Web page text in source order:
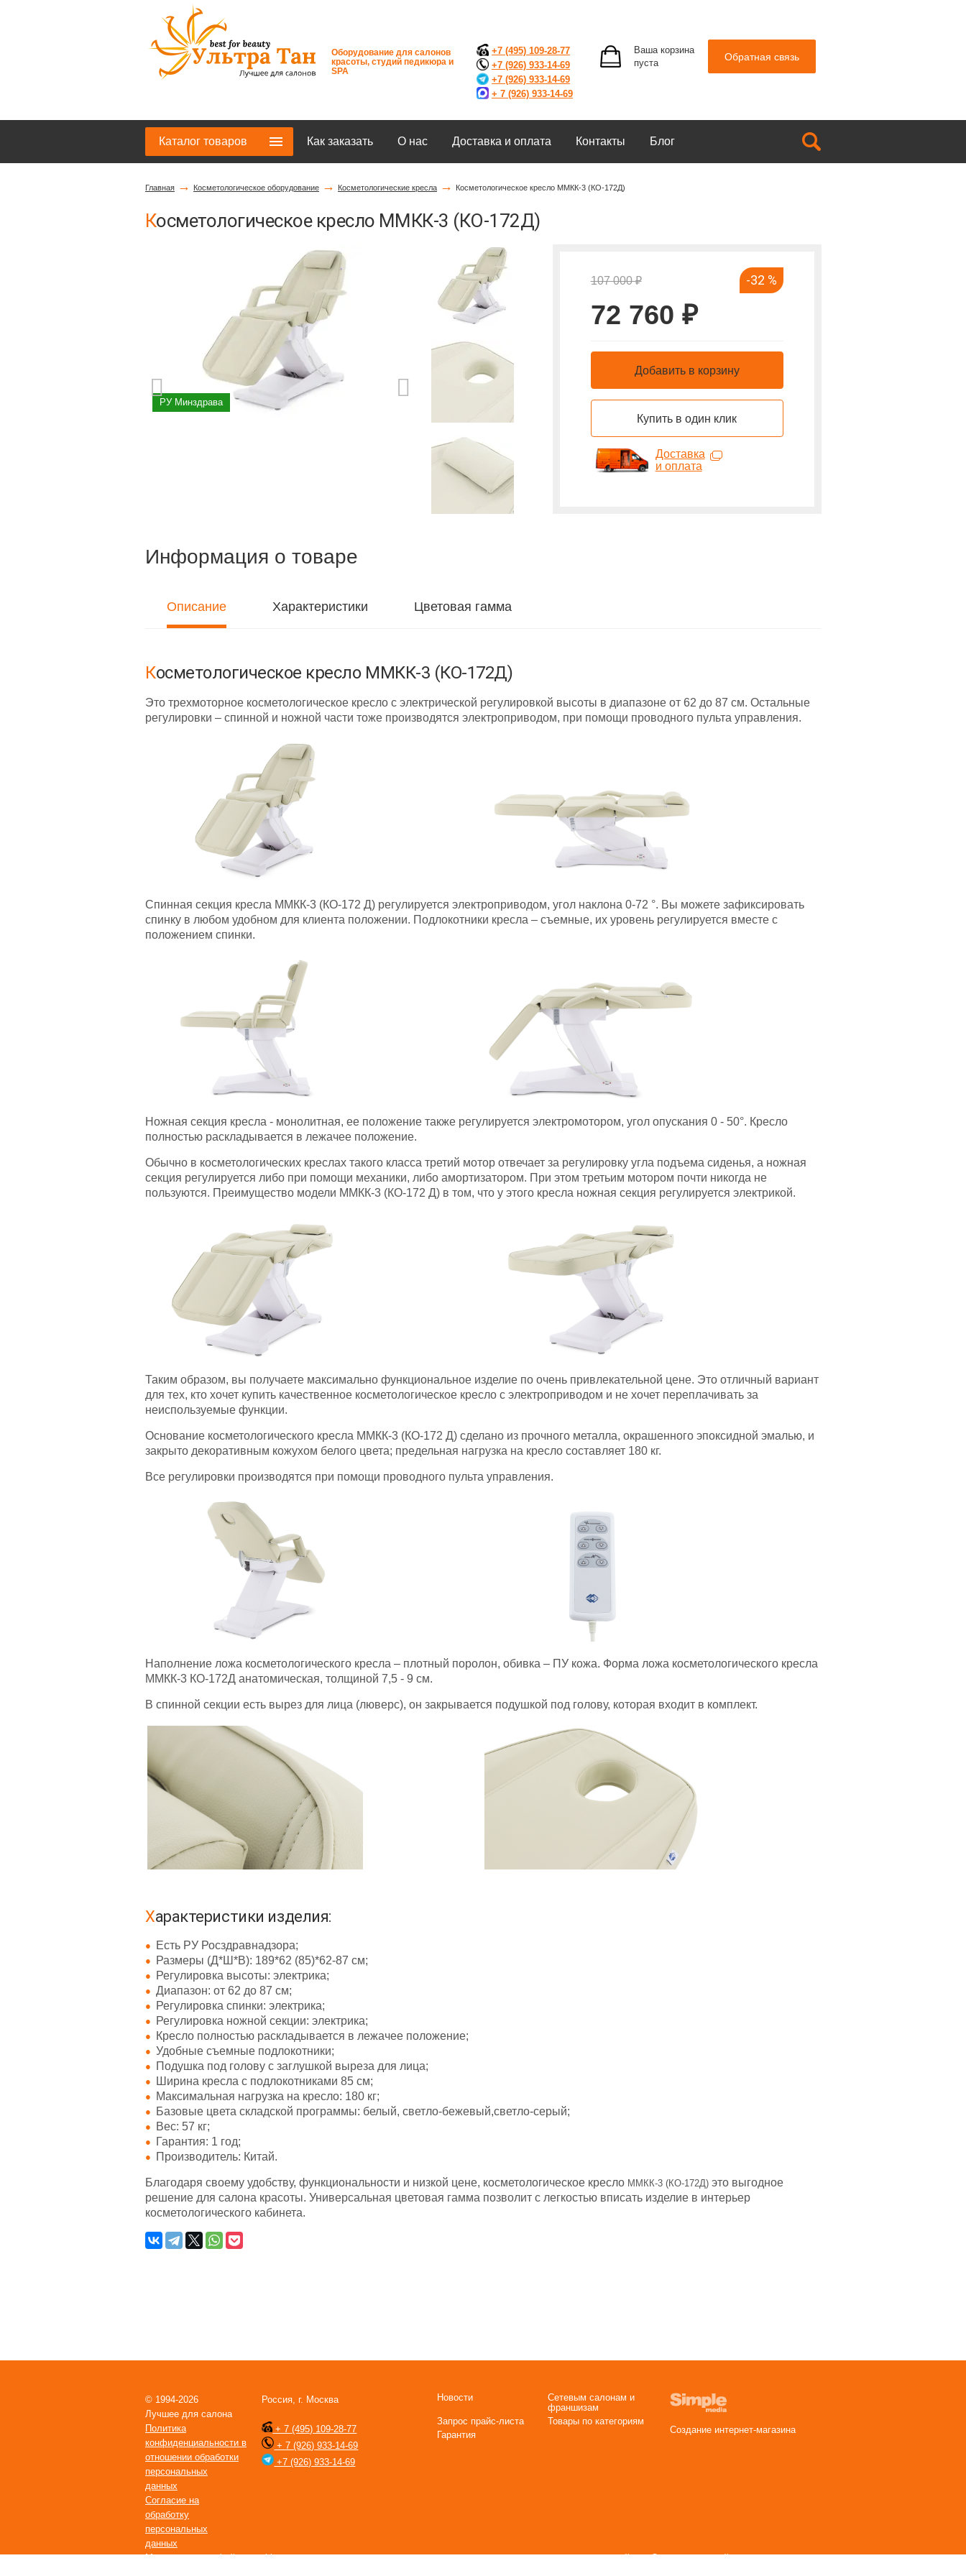
Оборудование для салонов
красоты, студий педикюра и
SPA
+7 (495) 109-28-77
+7 (926) 933-14-69
+7 (926) 933-14-69
+ 7 (926) 933-14-69
Ваша корзина
пуста
Обратная связь
Каталог товаров Как заказать О нас Доставка и оплата Контакты Блог
Главная → Косметологическое оборудование → Косметологические кресла → Косметологическое кресло ММКК-3 (КО-172Д)
Косметологическое кресло ММКК-3 (КО-172Д)
РУ Минздрава РУ Минздрава
107 000 ₽ -32 %
72 760 ₽
Добавить в корзину
Купить в один клик
Доставка
и оплата
Информация о товаре
Описание Характеристики Цветовая гамма
Косметологическое кресло ММКК-3 (КО-172Д)
Это трехмоторное косметологическое кресло с электрической регулировкой высоты в диапазоне от 62 до 87 см. Остальные
регулировки – спинной и ножной части тоже производятся электроприводом, при помощи проводного пульта управления.
Спинная секция кресла ММКК-3 (КО-172 Д) регулируется электроприводом, угол наклона 0-72 °. Вы можете зафиксировать
спинку в любом удобном для клиента положении. Подлокотники кресла – съемные, их уровень регулируется вместе с
положением спинки.
Ножная секция кресла - монолитная, ее положение также регулируется электромотором, угол опускания 0 - 50°. Кресло
полностью раскладывается в лежачее положение.
Обычно в косметологических креслах такого класса третий мотор отвечает за регулировку угла подъема сиденья, а ножная
секция регулируется либо при помощи механики, либо амортизатором. При этом третьим мотором почти никогда не
пользуются. Преимущество модели ММКК-3 (КО-172 Д) в том, что у этого кресла ножная секция регулируется электрикой.
Таким образом, вы получаете максимально функциональное изделие по очень привлекательной цене. Это отличный вариант
для тех, кто хочет купить качественное косметологическое кресло с электроприводом и не хочет переплачивать за
неиспользуемые функции.
Основание косметологического кресла ММКК-3 (КО-172 Д) сделано из прочного металла, окрашенного эпоксидной эмалью, и
закрыто декоративным кожухом белого цвета; предельная нагрузка на кресло составляет 180 кг.
Все регулировки производятся при помощи проводного пульта управления.
Наполнение ложа косметологического кресла – плотный поролон, обивка – ПУ кожа. Форма ложа косметологического кресла
ММКК-3 КО-172Д анатомическая, толщиной 7,5 - 9 см.
В спинной секции есть вырез для лица (люверс), он закрывается подушкой под голову, которая входит в комплект.
Характеристики изделия:
Есть РУ Росздравнадзора;
Размеры (Д*Ш*В): 189*62 (85)*62-87 см;
Регулировка высоты: электрика;
Диапазон: от 62 до 87 см;
Регулировка спинки: электрика;
Регулировка ножной секции: электрика;
Кресло полностью раскладывается в лежачее положение;
Удобные съемные подлокотники;
Подушка под голову с заглушкой выреза для лица;
Ширина кресла с подлокотниками 85 см;
Максимальная нагрузка на кресло: 180 кг;
Базовые цвета складской программы: белый, светло-бежевый,светло-серый;
Вес: 57 кг;
Гарантия: 1 год;
Производитель: Китай.
Благодаря своему удобству, функциональности и низкой цене, косметологическое кресло ММКК-3 (КО-172Д) это выгодное
решение для салона красоты. Универсальная цветовая гамма позволит с легкостью вписать изделие в интерьер
косметологического кабинета.
© 1994-2026
Лучшее для салона
Политика
конфиденциальности в
отношении обработки
персональных
данных
Согласие на
обработку
персональных
данных
Россия, г. Москва
+ 7 (495) 109-28-77
+ 7 (926) 933-14-69
+7 (926) 933-14-69
Новости
Сетевым салонам и
франшизам
Запрос прайс-листа
Товары по категориям
Гарантия
Создание интернет-магазина
Мы используем файлы cookie с целью персонализации сервисов и повышения удобства пользования веб-сайтом. Оставаясь на сайте вы принимаете